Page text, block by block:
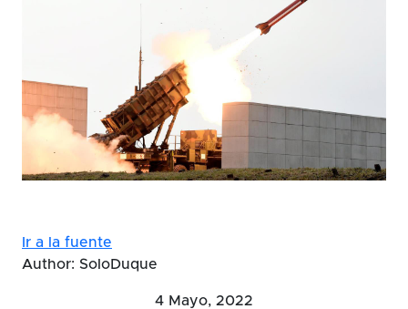
Ir a la fuente
Author: SoloDuque
4 Mayo, 2022